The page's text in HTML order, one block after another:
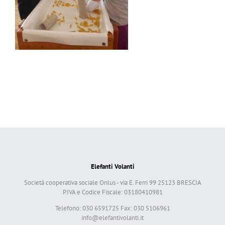
Elefanti Volanti
Società cooperativa sociale Onlus - via E. Ferri 99 25123 BRESCIA
P.IVA e Codice Fiscale: 03180410981
Telefono: 030 6591725 Fax: 030 5106961
info@elefantivolanti.it